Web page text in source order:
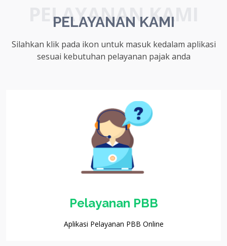
PELAYANAN KAMI
PELAYANAN KAMI
Silahkan klik pada ikon untuk masuk kedalam aplikasi
sesuai kebutuhan pelayanan pajak anda
Pelayanan PBB
Aplikasi Pelayanan PBB Online